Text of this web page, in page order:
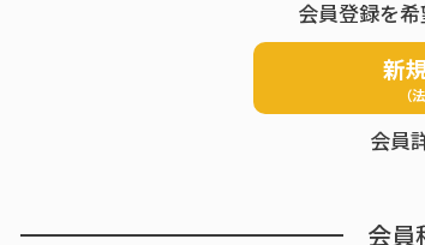
会員登録を
新
（
会員
会員